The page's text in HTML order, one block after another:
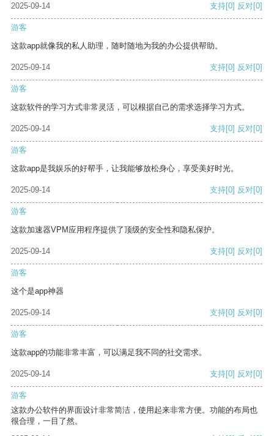
2025-09-14 支持[0] 反对[0]
游客
这款app就像我的私人助理，随时随地为我的办公提供帮助。
2025-09-14 支持[0] 反对[0]
游客
这款软件的学习方式非常灵活，可以根据自己的需求选择学习方式。
2025-09-14 支持[0] 反对[0]
游客
这款app是我娱乐的好帮手，让我能够放松身心，享受美好时光。
2025-09-14 支持[0] 反对[0]
游客
这款加速器VPM应用程序提供了顶级的安全性和隐私保护。
2025-09-14 支持[0] 反对[0]
游客
这个是app神器
2025-09-14 支持[0] 反对[0]
游客
这款app的功能非常丰富，可以满足我不同的社交需求。
2025-09-14 支持[0] 反对[0]
游客
这款办公软件的界面设计非常简洁，使用起来非常方便。功能的布局也
很合理，一目了然。